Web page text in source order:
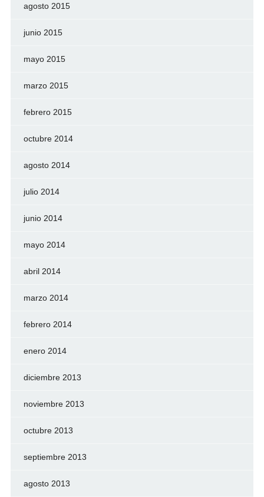
agosto 2015
junio 2015
mayo 2015
marzo 2015
febrero 2015
octubre 2014
agosto 2014
julio 2014
junio 2014
mayo 2014
abril 2014
marzo 2014
febrero 2014
enero 2014
diciembre 2013
noviembre 2013
octubre 2013
septiembre 2013
agosto 2013